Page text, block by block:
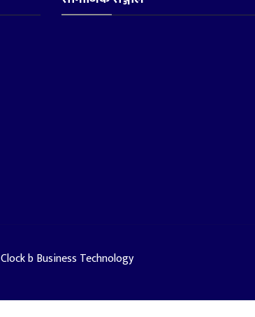
Clock b Business Technology